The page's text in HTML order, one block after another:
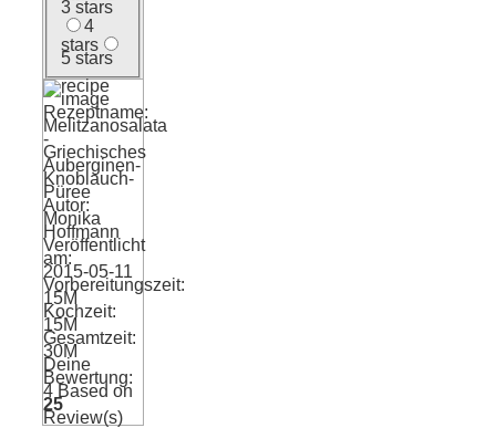
3 stars
4
stars
5 stars
Rezeptname:
Melitzanosalata
-
Griechisches
Auberginen-
Knoblauch-
Püree
Autor:
Monika
Hoffmann
Veröffentlicht
am:
2015-05-11
Vorbereitungszeit:
15M
Kochzeit:
15M
Gesamtzeit:
30M
Deine
Bewertung:
4 Based on
25
Review(s)